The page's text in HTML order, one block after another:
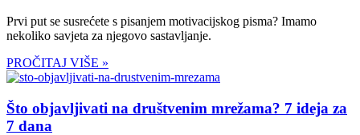
Prvi put se susrećete s pisanjem motivacijskog pisma? Imamo
nekoliko savjeta za njegovo sastavljanje.
PROČITAJ VIŠE »
Što objavljivati na društvenim mrežama? 7 ideja za
7 dana